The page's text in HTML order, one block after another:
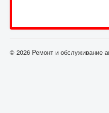
© 2026 Ремонт и обслуживание